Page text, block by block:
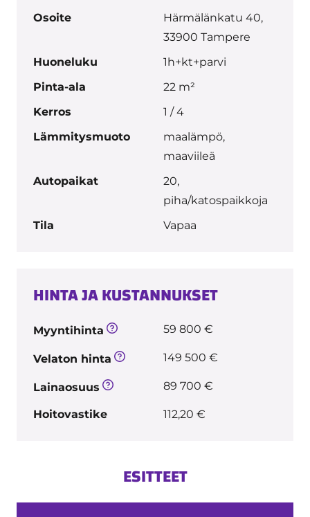
Osoite
Härmälänkatu 40,
33900 Tampere
Huoneluku
1h+kt+parvi
Pinta-ala
22 m²
Kerros
1 / 4
Lämmitysmuoto
maalämpö,
maaviileä
Autopaikat
20,
piha/katospaikkoja
Tila
Vapaa
HINTA JA KUSTANNUKSET
Myyntihinta 59 800 €
Velaton hinta 149 500 €
Lainaosuus 89 700 €
Hoitovastike 112,20 €
ESITTEET